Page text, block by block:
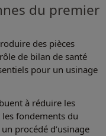
du premier
des pièces
de bilan de santé
pour un usinage
à réduire les
fondements du
procédé d’usinage